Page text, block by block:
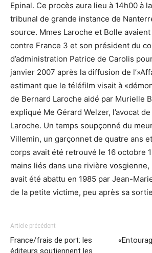
Epinal. Ce procès aura lieu à 14h00 à
tribunal de grande instance de
source. Mmes Laroche et Bolle
contre France 3 et son président du
d’administration Patrice de Carolis
janvier 2007 après la diffusion de
estimant que le téléfilm visait à
de Bernard Laroche aidé par Murielle
expliqué Me Gérard Welzer, l’avocat
Laroche. Un temps soupçonné du
Villemin, un garçonnet de quatre ans
corps avait été retrouvé le 16 octobre
mains liés dans une rivière vosgienne,
avait été abattu en 1985 par Jean-
de la petite victime, peu après sa
Article précédent
France/frais de port: les
éditeurs soutiennent les